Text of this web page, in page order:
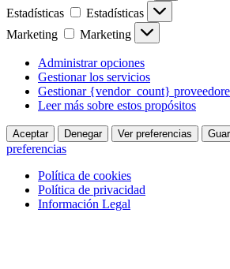
Estadísticas
Estadísticas
Marketing
Marketing
Administrar opciones
Gestionar los servicios
Gestionar {vendor_count}
Leer más sobre estos propósitos
Aceptar Denegar Ver preferencias
preferencias
Política de cookies
Política de privacidad
Información Legal